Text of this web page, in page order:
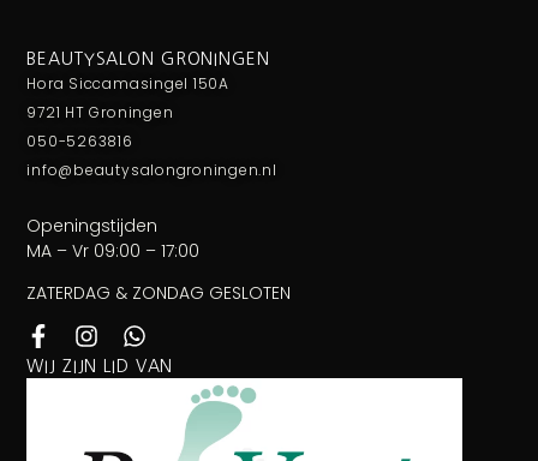
BEAUTYSALON GRONINGEN
Hora Siccamasingel 150A
9721 HT Groningen
050-5263816
info@beautysalongroningen.nl
Openingstijden
MA – Vr 09:00 – 17:00
ZATERDAG & ZONDAG GESLOTEN
WIJ ZIJN LID VAN